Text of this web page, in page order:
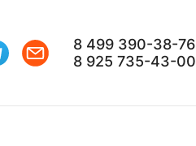
8 499 390-38-76
8 925 735-43-00